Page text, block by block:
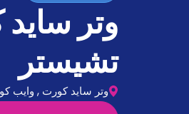
وتر
تشيستر
وتر سايد كورت , وايب